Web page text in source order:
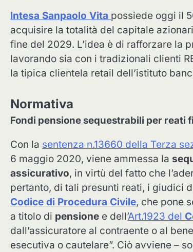
Intesa Sanpaolo Vita possiede oggi il
acquisire la totalità del capitale
fine del 2029. L’idea è di rafforzare la
lavorando sia con i tradizionali clienti
la tipica clientela retail dell’istituto
Normativa
Fondi pensione sequestrabili per reati
Con la sentenza n.13660 della Terza
6 maggio 2020, viene ammessa la
assicurativo, in virtù del fatto che
pertanto, di tali presunti reati, i giudici
Codice di Procedura Civile, che pone
a titolo di pensione e dell’Art.1923 del
dall’assicuratore al contraente o al
esecutiva o cautelare”. Ciò avviene –